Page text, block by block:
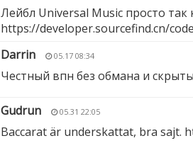
Лейбл Universal Music просто
https://developer.sourcefind.cn/
Darrin
05.17 08:34
Честный впн без обмана и
Gudrun 05.31 22:05
Baccarat är underskattat, bra sajt.